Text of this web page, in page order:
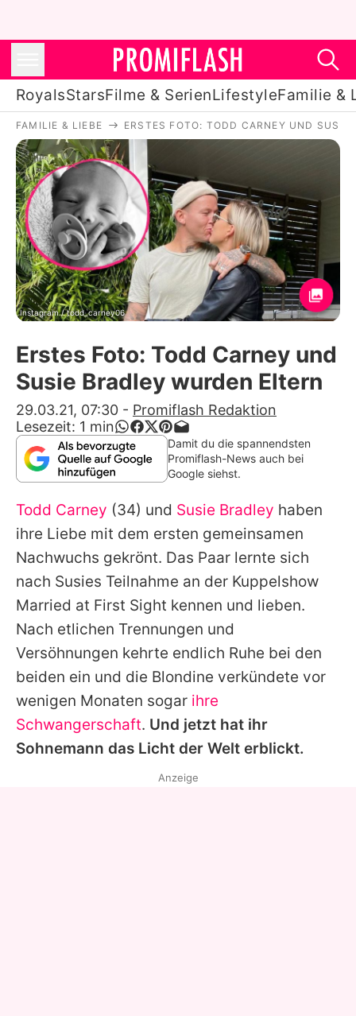
RoyalsStarsFilme & SerienLifestyleFamilie &
Royals
Stars
Filme & Serien
Lifestyle
Familie & Liebe
Promiflash Exklusiv
Alle Themen auf Promiflash
App runterladen
Team
Redaktionelle Richtlinien
Impressum
Datenschutzerklärung
Nutzungsbedingungen
Utiq verwalten
FAMILIE & LIEBE ERSTES FOTO: TODD CARNEY UND SUSIE
Instagram / todd_carney06
Erstes Foto: Todd Carney und
Susie Bradley wurden Eltern
29.03.21, 07:30 - Promiflash Redaktion
Lesezeit: 1 min
Damit du die spannendsten
Promiflash-News auch bei
Google siehst.
Todd Carney (34) und Susie Bradley haben
ihre Liebe mit dem ersten gemeinsamen
Nachwuchs gekrönt. Das Paar lernte sich
nach Susies Teilnahme an der Kuppelshow
Married at First Sight kennen und lieben.
Nach etlichen Trennungen und
Versöhnungen kehrte endlich Ruhe bei den
beiden ein und die Blondine verkündete vor
wenigen Monaten sogar ihre
Schwangerschaft. Und jetzt hat ihr
Sohnemann das Licht der Welt erblickt.
Anzeige